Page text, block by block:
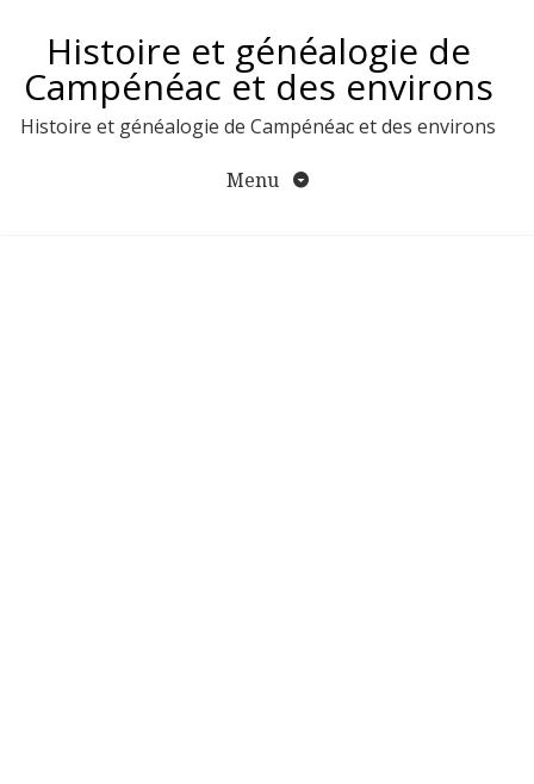
contenuHistoire et généalogie de
Campénéac et des environs
Histoire et généalogie de Campénéac et des environs
Menu